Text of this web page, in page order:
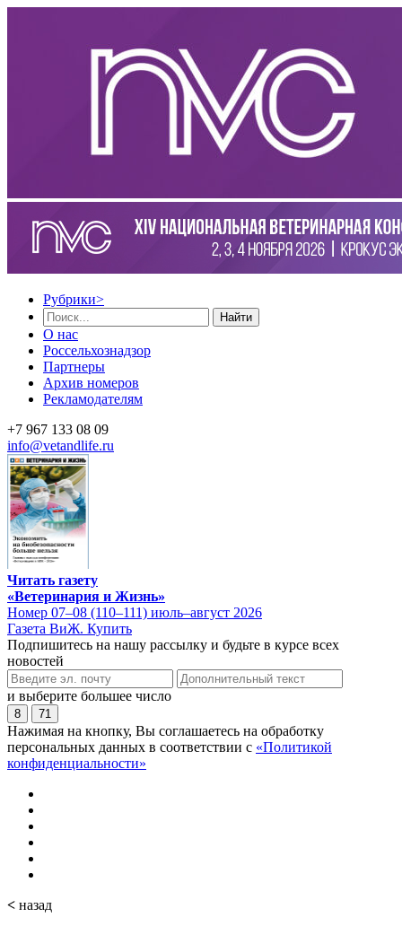
Рубрики>
Найти
О нас
Россельхознадзор
Партнеры
Архив номеров
Рекламодателям
+7 967 133 08 09
info@vetandlife.ru
Читать газету
«Ветеринария и Жизнь»
Номер 07–08 (110–111) июль–август 2026
Газета ВиЖ. Купить
Подпишитесь на нашу рассылку и будьте в курсе всех
новостей
и выберите большее число
8 71
Нажимая на кнопку, Вы соглашаетесь на обработку
персональных данных в соответствии с «Политикой
конфиденциальности»
< назад